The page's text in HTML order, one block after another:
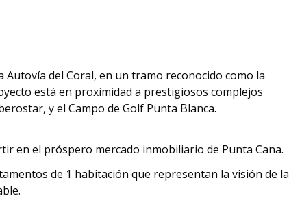
del Coral, en un tramo reconocido como la
está en proximidad a prestigiosos complejos
y el Campo de Golf Punta Blanca.
en el próspero mercado inmobiliario de Punta Cana.
de 1 habitación que representan la visión de la